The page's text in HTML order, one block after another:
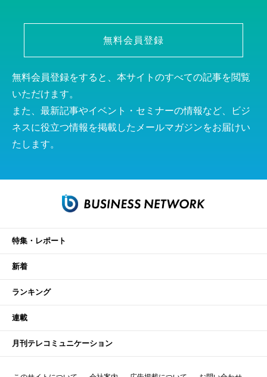
無料会員登録
無料会員登録をすると、本サイトのすべての記事を閲覧
いただけます。
また、最新記事やイベント・セミナーの情報など、ビジ
ネスに役立つ情報を掲載したメールマガジンをお届けい
たします。
特集・レポート
新着
ランキング
連載
月刊テレコミュニケーション